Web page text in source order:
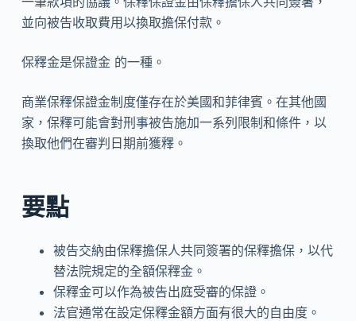
並向被告收取費用以換取擔保付款。
保釋金是保證金 的一種。
商業保釋保證金制度僅存在於美國和菲律賓。在其他國
家，保釋可能會對刑事被告施加一系列限制和條件，以
換取他們在審判日期前獲釋。
要點
被告交納由保釋擔保人共同簽署的保釋擔保，以代
替法院規定的全額保釋金。
保釋金可以作為被告出庭受審的保證。
法官通常在設定保釋金額方面有很大的自由度。